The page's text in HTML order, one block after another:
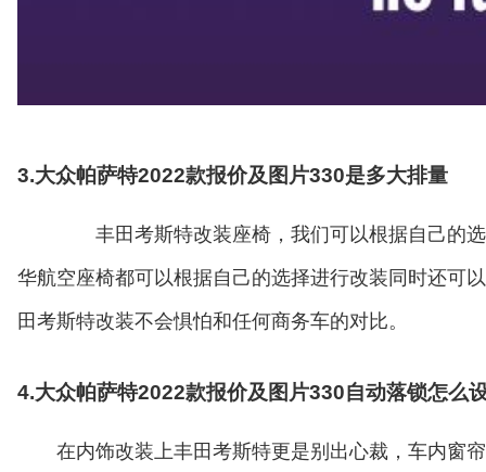
3.大众帕萨特2022款报价及图片330是多大排量
丰田考斯特改装座椅，我们可以根据自己的选
华航空座椅都可以根据自己的选择进行改装同时还可
田考斯特改装不会惧怕和任何商务车的对比。
4.大众帕萨特2022款报价及图片330自动落锁怎么
在内饰改装上丰田考斯特更是别出心裁，车内窗